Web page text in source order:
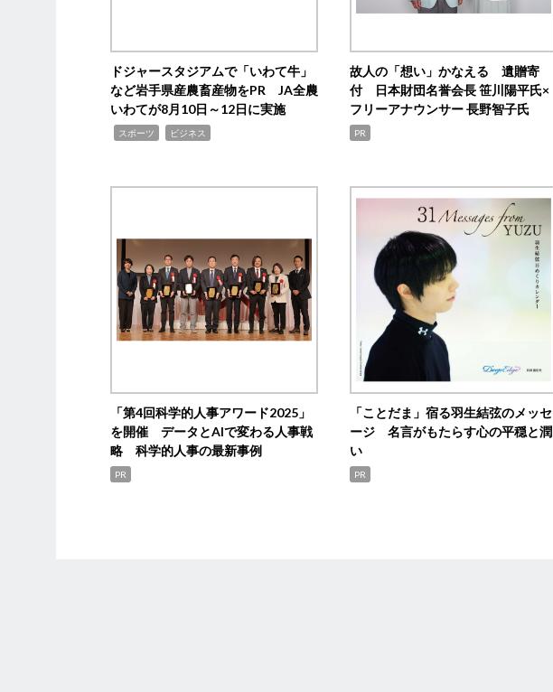
ドジャースタジアムで「いわて牛」
など岩手県産農畜産物をPR JA全農
いわてが8月10日～12日に実施
スポーツ ビジネス
故人の「想い」かなえる 遺贈寄
付 日本財団名誉会長 笹川陽平氏×
フリーアナウンサー 長野智子氏
PR
「第4回科学的人事アワード2025」
を開催 データとAIで変わる人事戦
略 科学的人事の最新事例
PR
「ことだま」宿る羽生結弦のメッセ
ージ 名言がもたらす心の平穏と潤
い
PR